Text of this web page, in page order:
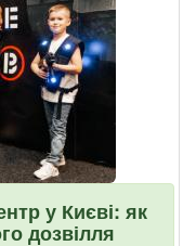
у Києві: як
дозвілля